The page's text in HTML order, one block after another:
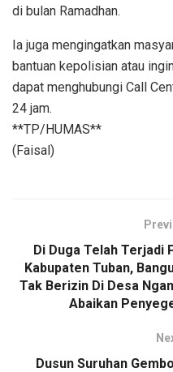
di bulan Ramadhan.
Ia juga mengingatkan
bantuan kepolisian atau
dapat menghubungi Call
24 jam.
**TP/HUMAS**
(Faisal)
Di Duga Telah Terjadi
Kabupaten Tuban,
Tak Berizin Di Desa
Abaikan
Dusun Suruhan